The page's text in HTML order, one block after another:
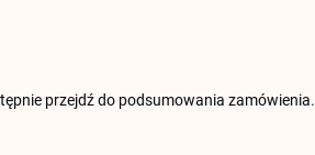
przejdź do podsumowania zamówienia.